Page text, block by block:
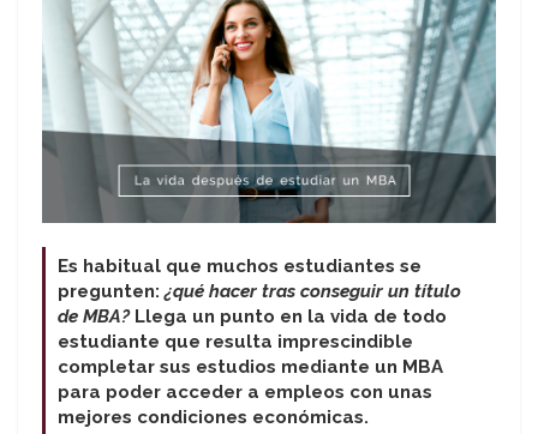
Es habitual que muchos estudiantes se
pregunten:¿qué hacer tras conseguir un título
de MBA? Llega un punto en la vida de todo
estudiante que resulta imprescindible
completar sus estudios mediante un MBA
para poder acceder a empleos con unas
mejores condiciones económicas.